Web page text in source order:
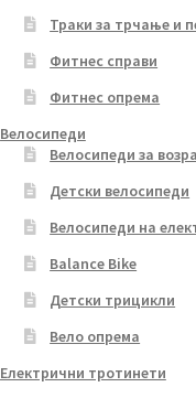
Траки за трчање и
Фитнес справи
Фитнес опрема
Велосипеди
Велосипеди за
Детски велосипеди
Велосипеди на
Balance Bike
Детски трицикли
Вело опрема
Електрични тротинети